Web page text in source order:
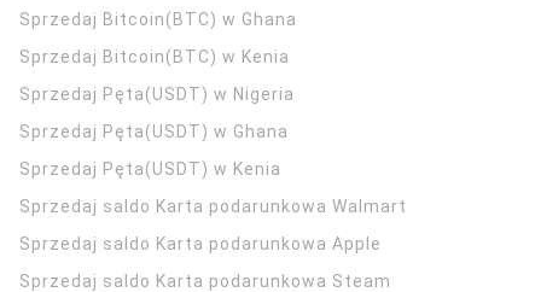
Sprzedaj Bitcoin(BTC) w Ghana
Sprzedaj Bitcoin(BTC) w Kenia
Sprzedaj Pęta(USDT) w Nigeria
Sprzedaj Pęta(USDT) w Ghana
Sprzedaj Pęta(USDT) w Kenia
Sprzedaj saldo Karta podarunkowa Walmart
Sprzedaj saldo Karta podarunkowa Apple
Sprzedaj saldo Karta podarunkowa Steam